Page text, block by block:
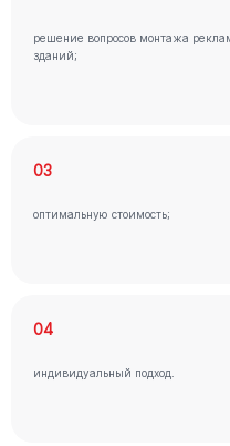
решение вопросов монтажа
зданий;
03
оптимальную стоимость;
04
индивидуальный подход.